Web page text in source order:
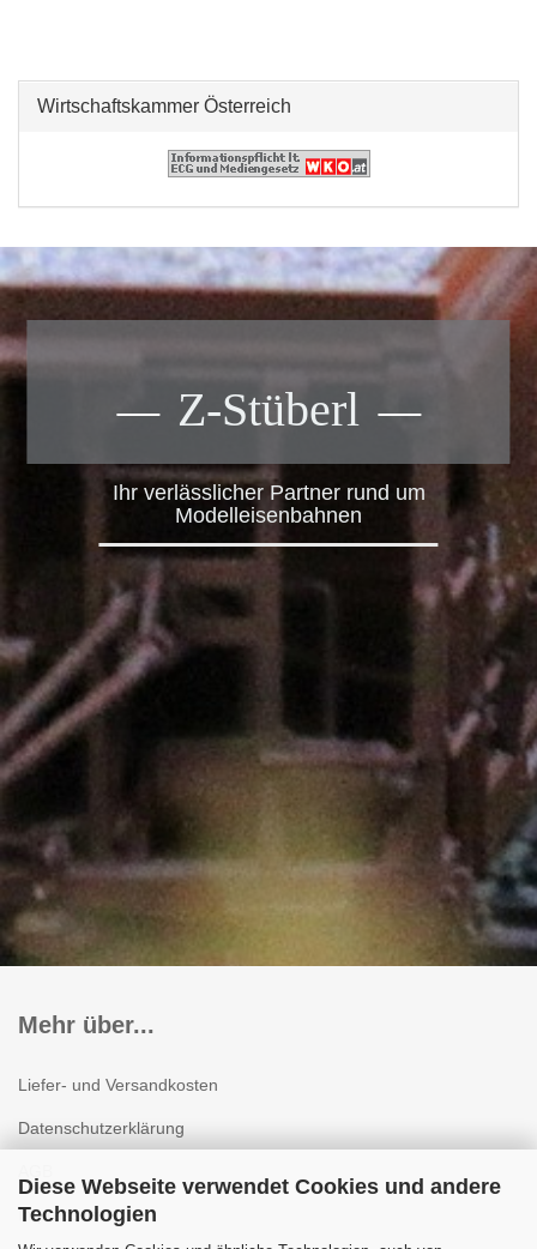
Diese Webseite verwendet Cookies und andere
Technologien
Wirtschaftskammer Österreich
Z-Stüberl
Ihr verlässlicher Partner rund um
Modelleisenbahnen
Mehr über...
Liefer- und Versandkosten
Datenschutzerklärung
Impressum